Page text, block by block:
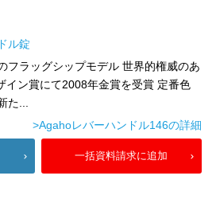
ル錠
フラッグシップモデル 世界的権威のあ
イン賞にて2008年金賞を受賞 定番色
た...
>Agahoレバーハンドル146の詳細
一括資料請求に追加